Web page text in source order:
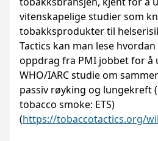
vitenskapelige studier som
tobakksprodukter til
Tactics kan man lese hvordan
oppdrag fra PMI jobbet for å
WHO/IARC studie om
passiv røyking og lungekreft
tobacco smoke: ETS)
(https://tobaccotactics.org/